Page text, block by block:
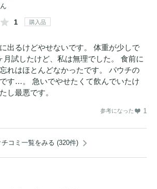
1 購入品
出るけどやせないです。 体重が少しで
月試したけど、私は無理でした。 食前に
れはほとんどなかったです。 パウチの
す…。 急いでやせたくて飲んでいたけ
し最悪です。
参考になった 1
チコミ一覧をみる (320件)